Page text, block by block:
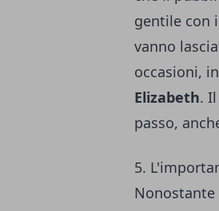
gentile con
vanno
occasioni,
Elizabeth.
passo,
5.